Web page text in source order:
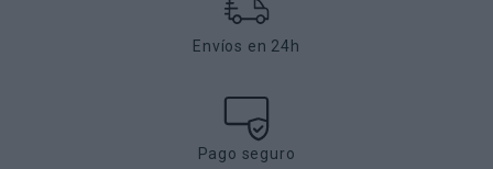
Envíos en 24h
Pago seguro